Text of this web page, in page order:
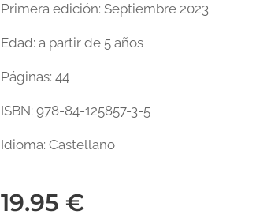
Primera edición: Septiembre 2023
Edad: a partir de 5 años
Páginas: 44
ISBN: 978-84-125857-3-5
Idioma: Castellano
19.95 €